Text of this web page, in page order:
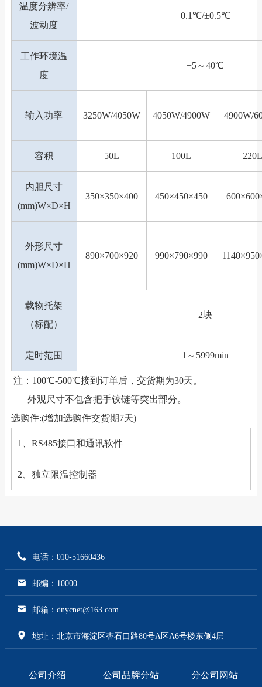
温度分辨率/
波动度
0.1℃/±0.5℃
工作环境温
度
+5～40℃
输入功率 3250W/4050W 4050W/4900W 4900W/
容积 50L 100L 220L
内胆尺寸
(mm)W×D×H
350×350×400 450×450×450
外形尺寸
(mm)W×D×H
890×700×920 990×790×990
载物托架
（标配）
2块
定时范围 1～5999min
注：100℃-500℃接到订单后，交货期为30天。
外观尺寸不包含把手铰链等突出部分。
选购件:(增加选购件交货期7天)
1、RS485接口和通讯软件
2、独立限温控制器
电话：010-51660436
邮编：10000
邮箱：dnycnet@163.com
地址：北京市海淀区杏石口路80号A区A6号楼东侧4层
公司介绍 公司品牌分站 分公司网站